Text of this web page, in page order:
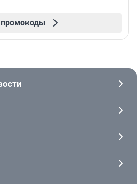
промокоды